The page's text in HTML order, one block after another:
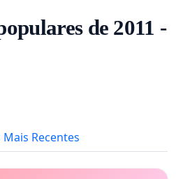
de 2011 -
Mais Recentes